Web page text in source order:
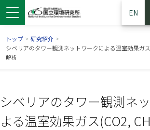
EN
トップ > 研究紹介 >
シベリアのタワー観測ネットワークによる温室効果ガ
解析
シベリアのタワー観測ネ
よる温室効果ガス(CO2,